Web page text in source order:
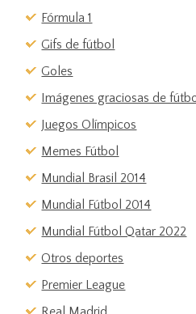
Fórmula 1
Gifs de fútbol
Goles
Imágenes graciosas de
Juegos Olímpicos
Memes Fútbol
Mundial Brasil 2014
Mundial Fútbol 2014
Mundial Fútbol Qatar 2022
Otros deportes
Premier League